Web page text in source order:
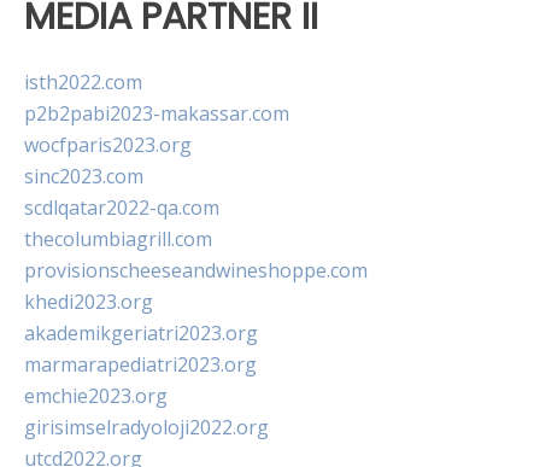
MEDIA PARTNER II
isth2022.com
p2b2pabi2023-makassar.com
wocfparis2023.org
sinc2023.com
scdlqatar2022-qa.com
thecolumbiagrill.com
provisionscheeseandwineshoppe.com
khedi2023.org
akademikgeriatri2023.org
marmarapediatri2023.org
emchie2023.org
girisimselradyoloji2022.org
utcd2022.org